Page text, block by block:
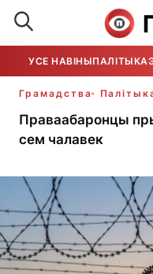
УСЕ НАВІНЫПАЛІТЫКА
Грамадства
Праваабаронцы
сем чалавек